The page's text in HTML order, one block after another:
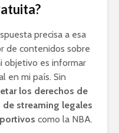
precisa a esa
de contenidos sobre
objetivo es informar
en mi país. Sin
los derechos de
streaming legales
como la NBA.